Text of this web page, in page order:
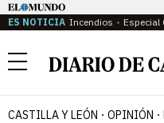
ES NOTICIA Incendios Especial
Menú
CASTILLA Y LEÓN OPINIÓN